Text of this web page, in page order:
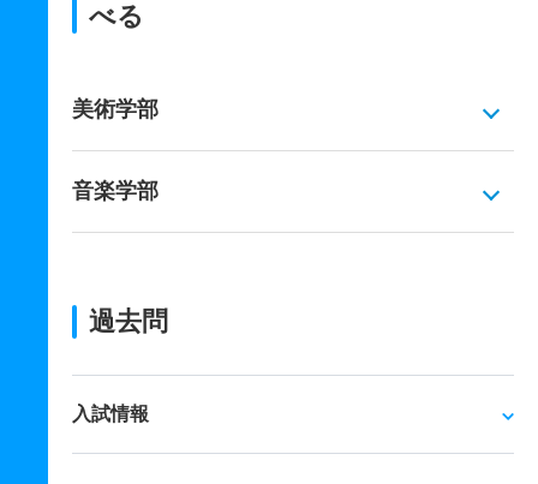
べる
美術学部
音楽学部
過去問
入試情報